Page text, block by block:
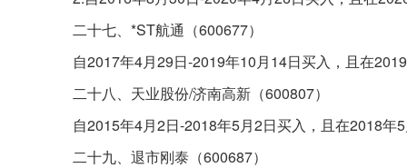
二十七、*ST航通（600677）
自2017年4月29日-2019年10月14日买入，且在
二十八、天业股份/济南高新（600807）
自2015年4月2日-2018年5月2日买入，且在2018年
二十九、退市刚泰（600687）